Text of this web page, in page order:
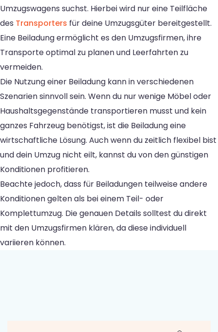
Umzugswagens suchst. Hierbei wird nur eine Teilfläche
des Transporters für deine Umzugsgüter bereitgestellt.
Eine Beiladung ermöglicht es den Umzugsfirmen, ihre
Transporte optimal zu planen und Leerfahrten zu
vermeiden.
Die Nutzung einer Beiladung kann in verschiedenen
Szenarien sinnvoll sein. Wenn du nur wenige Möbel oder
Haushaltsgegenstände transportieren musst und kein
ganzes Fahrzeug benötigst, ist die Beiladung eine
wirtschaftliche Lösung. Auch wenn du zeitlich flexibel bist
und dein Umzug nicht eilt, kannst du von den günstigen
Konditionen profitieren.
Beachte jedoch, dass für Beiladungen teilweise andere
Konditionen gelten als bei einem Teil- oder
Komplettumzug. Die genauen Details solltest du direkt
mit den Umzugsfirmen klären, da diese individuell
variieren können.